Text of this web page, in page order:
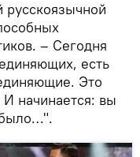
русскоязычной
– Сегодня
есть
Это
И начинается: вы